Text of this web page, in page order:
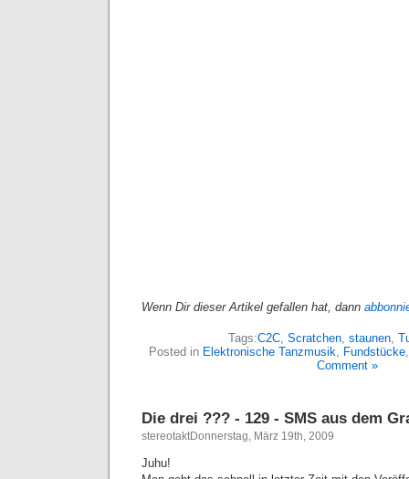
Wenn Dir dieser Artikel gefallen hat, dann
Tags:C2C, Scratchen, staunen,
Posted in Elektronische Tanzmusik, Fundstücke
Comment »
Die drei ??? - 129 - SMS aus dem
stereotaktDonnerstag, März 19th, 2009
Juhu!